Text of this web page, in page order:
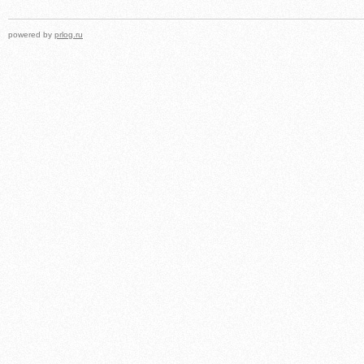
powered by prlog.ru